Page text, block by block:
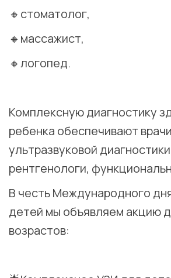
🔸стоматолог,
🔸массажист,
🔸логопед.
Комплексную диагностику
ребенка обеспечивают врачи
ультразвуковой
рентгенологи,
В честь Международного
детей мы объявляем акцию
возрастов: